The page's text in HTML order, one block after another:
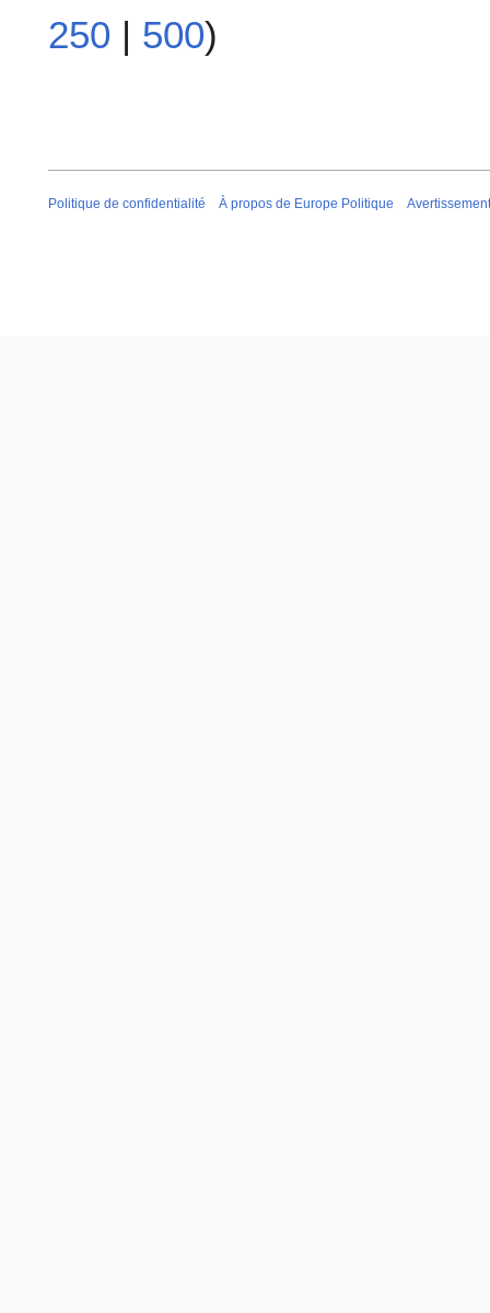
250 | 500)
Politique de confidentialité À propos de Europe Politique